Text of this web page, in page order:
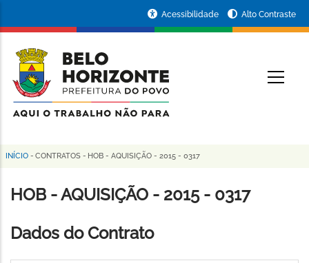
conteúdo
principal
da
Prefeitura
de
Horizonte
Acessibilidade Alto Contraste
Trilha
de
INÍCIO - CONTRATOS - HOB - AQUISIÇÃO - 2015 - 0317
HOB - AQUISIÇÃO - 2015 - 0317
Dados do Contrato